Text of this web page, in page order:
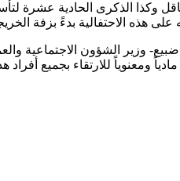
وكذا ‏الذكرى الحادية عشرة
هذه الاحتفالية بدءً بزفة
وزير الشؤون الاجتماعية
ومعنوياً للارتقاء بجميع أفراد